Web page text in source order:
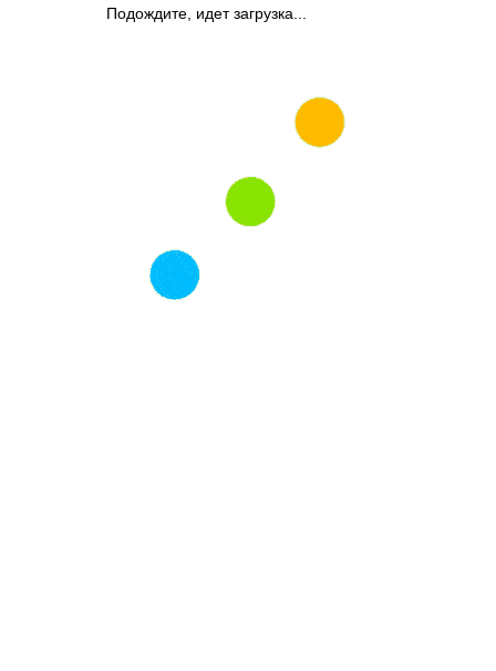
Подождите, идет загрузка...